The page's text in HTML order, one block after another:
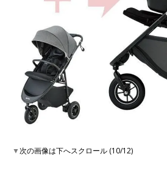
▼次の画像は下へスクロール (10/12)